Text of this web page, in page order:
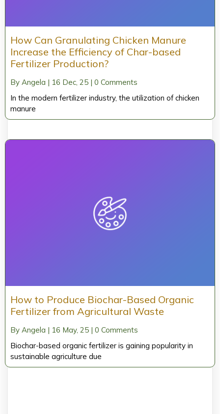
How Can Granulating Chicken Manure
Increase the Efficiency of Char-based
Fertilizer Production?
By Angela | 16 Dec, 25 | 0 Comments
In the modern fertilizer industry, the utilization of chicken
manure
How to Produce Biochar-Based Organic
Fertilizer from Agricultural Waste
By Angela | 16 May, 25 | 0 Comments
Biochar-based organic fertilizer is gaining popularity in
sustainable agriculture due